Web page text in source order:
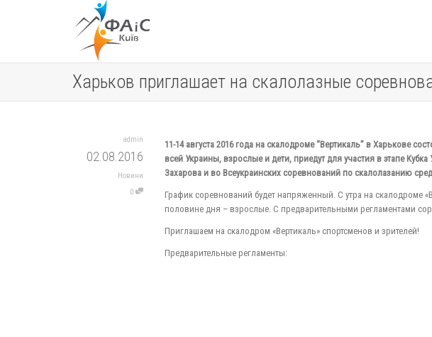
Харьков приглашает на скалолазные
admin
02.08.2016
Новини
0
11-14 августа 2016 года на скалодроме “Вертикаль” в Харькове
всей Украины, взрослые и дети, приедут для участия в этапе
Захарова и во Всеукраинских соревнований по скалолазанию
График соревнований будет напряженный. С утра на скалодроме
половине дня – взрослые. С предварительными регламентами
Приглашаем на скалодром «Вертикаль» спортсменов и зрителей!
Предварительные регламенты: